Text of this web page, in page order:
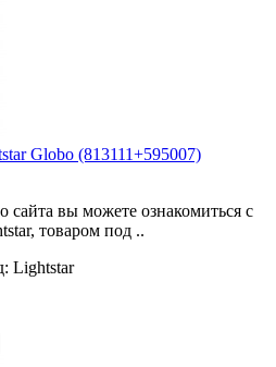
Globo (813111+595007)
сайта вы можете ознакомиться с
товаром под ..
Lightstar